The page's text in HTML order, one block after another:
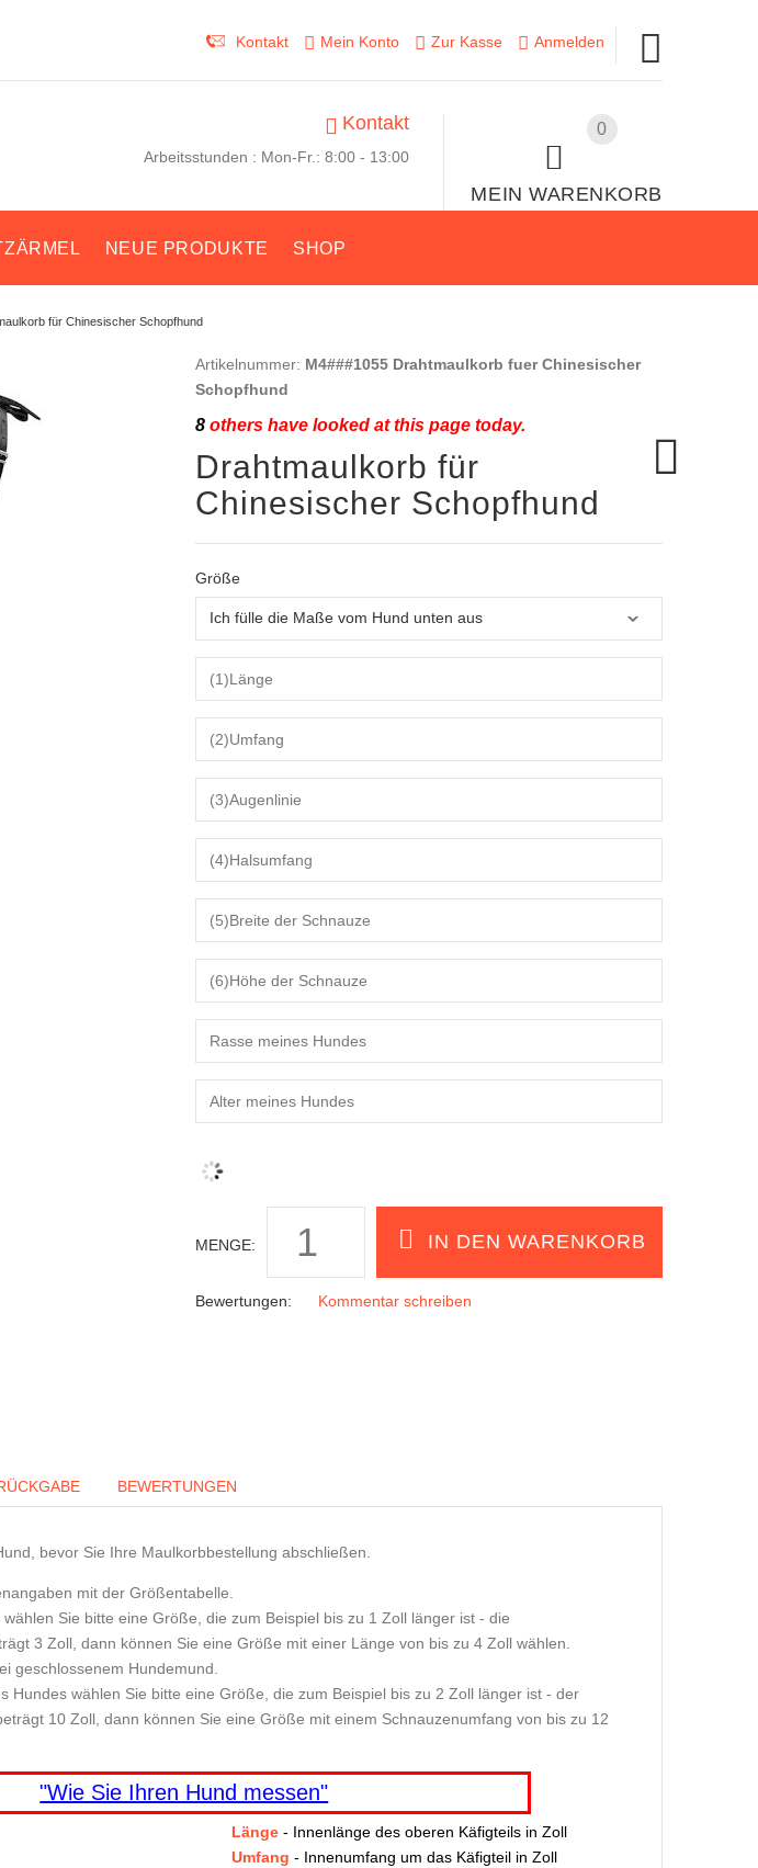
Kontakt Mein Konto Zur Kasse Anmelden
0
MEIN WARENKORB
Kontakt
Arbeitsstunden : Mon-Fr.: 8:00 - 13:00
NEUE PRODUKTE SHOP
für Chinesischer Schopfhund
Artikelnummer: M4###1055 Drahtmaulkorb fuer Chinesischer
Schopfhund
8others have looked at this page today.
Drahtmaulkorb für
Chinesischer Schopfhund
Größe
MENGE:
Bewertungen: Kommentar schreiben
BEWERTUNGEN
bevor Sie Ihre Maulkorbbestellung abschließen.
mit der Größentabelle.
Sie bitte eine Größe, die zum Beispiel bis zu 1 Zoll länger ist - die
3 Zoll, dann können Sie eine Größe mit einer Länge von bis zu 4 Zoll wählen.
geschlossenem Hundemund.
Hundes wählen Sie bitte eine Größe, die zum Beispiel bis zu 2 Zoll länger ist - der
10 Zoll, dann können Sie eine Größe mit einem Schnauzenumfang von bis zu 12
"Wie Sie Ihren Hund messen"
Länge - Innenlänge des oberen Käfigteils in Zoll
Umfang - Innenumfang um das Käfigteil in Zoll